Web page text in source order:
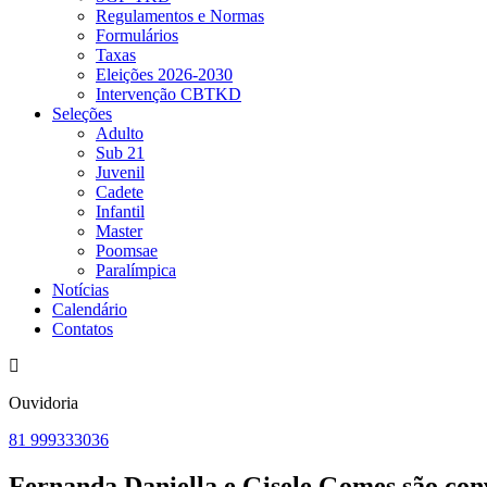
Regulamentos e Normas
Formulários
Taxas
Eleições 2026-2030
Intervenção CBTKD
Seleções
Adulto
Sub 21
Juvenil
Cadete
Infantil
Master
Poomsae
Paralímpica
Notícias
Calendário
Contatos
Ouvidoria
81 999333036